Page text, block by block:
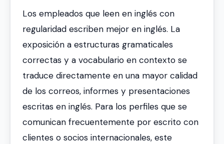
Los empleados que leen en inglés con
regularidad escriben mejor en inglés. La
exposición a estructuras gramaticales
correctas y a vocabulario en contexto se
traduce directamente en una mayor calidad
de los correos, informes y presentaciones
escritas en inglés. Para los perfiles que se
comunican frecuentemente por escrito con
clientes o socios internacionales, este